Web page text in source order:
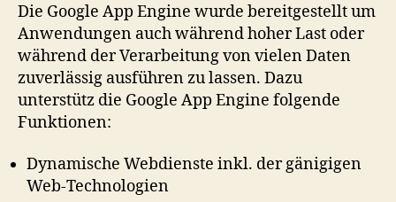
Die Google App Engine wurde bereitgestellt um
Anwendungen auch während hoher Last oder
während der Verarbeitung von vielen Daten
zuverlässig ausführen zu lassen. Dazu
unterstütz die Google App Engine folgende
Funktionen:
Dynamische Webdienste inkl. der gänigigen
Web-Technologien